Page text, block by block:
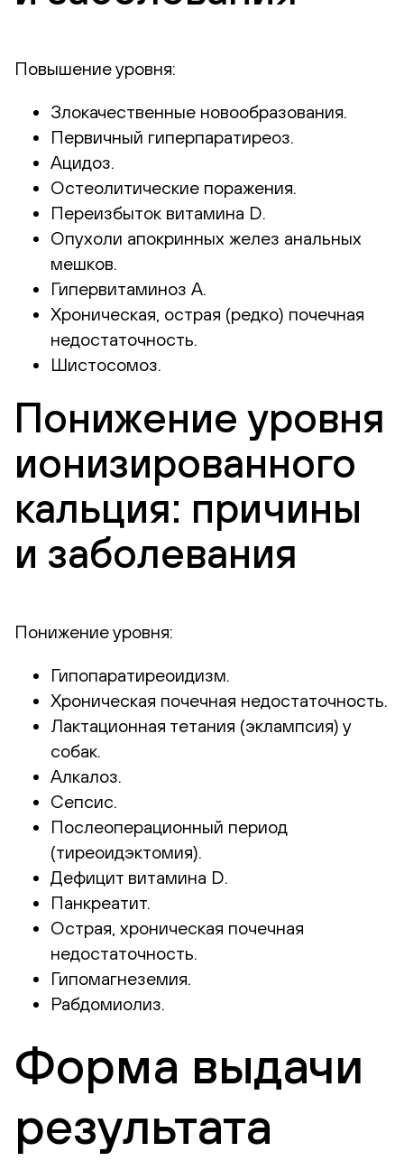
Повышение уровня:
Злокачественные новообразования.
Первичный гиперпаратиреоз.
Ацидоз.
Остеолитические поражения.
Переизбыток витамина D.
Опухоли апокринных желез анальных
мешков.
Гипервитаминоз А.
Хроническая, острая (редко) почечная
недостаточность.
Шистосомоз.
Понижение уровня
ионизированного
кальция: причины
и заболевания
Понижение уровня:
Гипопаратиреоидизм.
Хроническая почечная недостаточность.
Лактационная тетания (эклампсия) у
собак.
Алкалоз.
Сепсис.
Послеоперационный период
(тиреоидэктомия).
Дефицит витамина D.
Панкреатит.
Острая, хроническая почечная
недостаточность.
Гипомагнеземия.
Рабдомиолиз.
Форма выдачи
результата